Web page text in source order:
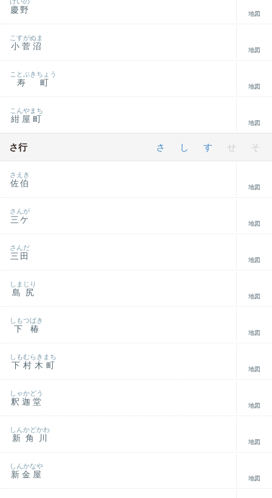
慶野 地図
小菅沼
こすがぬま
地図
寿町
ことぶきちょう
地図
紺屋町
こんやまち
地図
さ行 さ し す せ そ
佐伯
さえき
地図
三ケ
さんが
地図
三田
さんだ
地図
島尻
しまじり
地図
下椿
しもつばき
地図
下村木町
しもむらきまち
地図
釈迦堂
しゃかどう
地図
新角川
しんかどかわ
地図
新金屋
しんかなや
地図